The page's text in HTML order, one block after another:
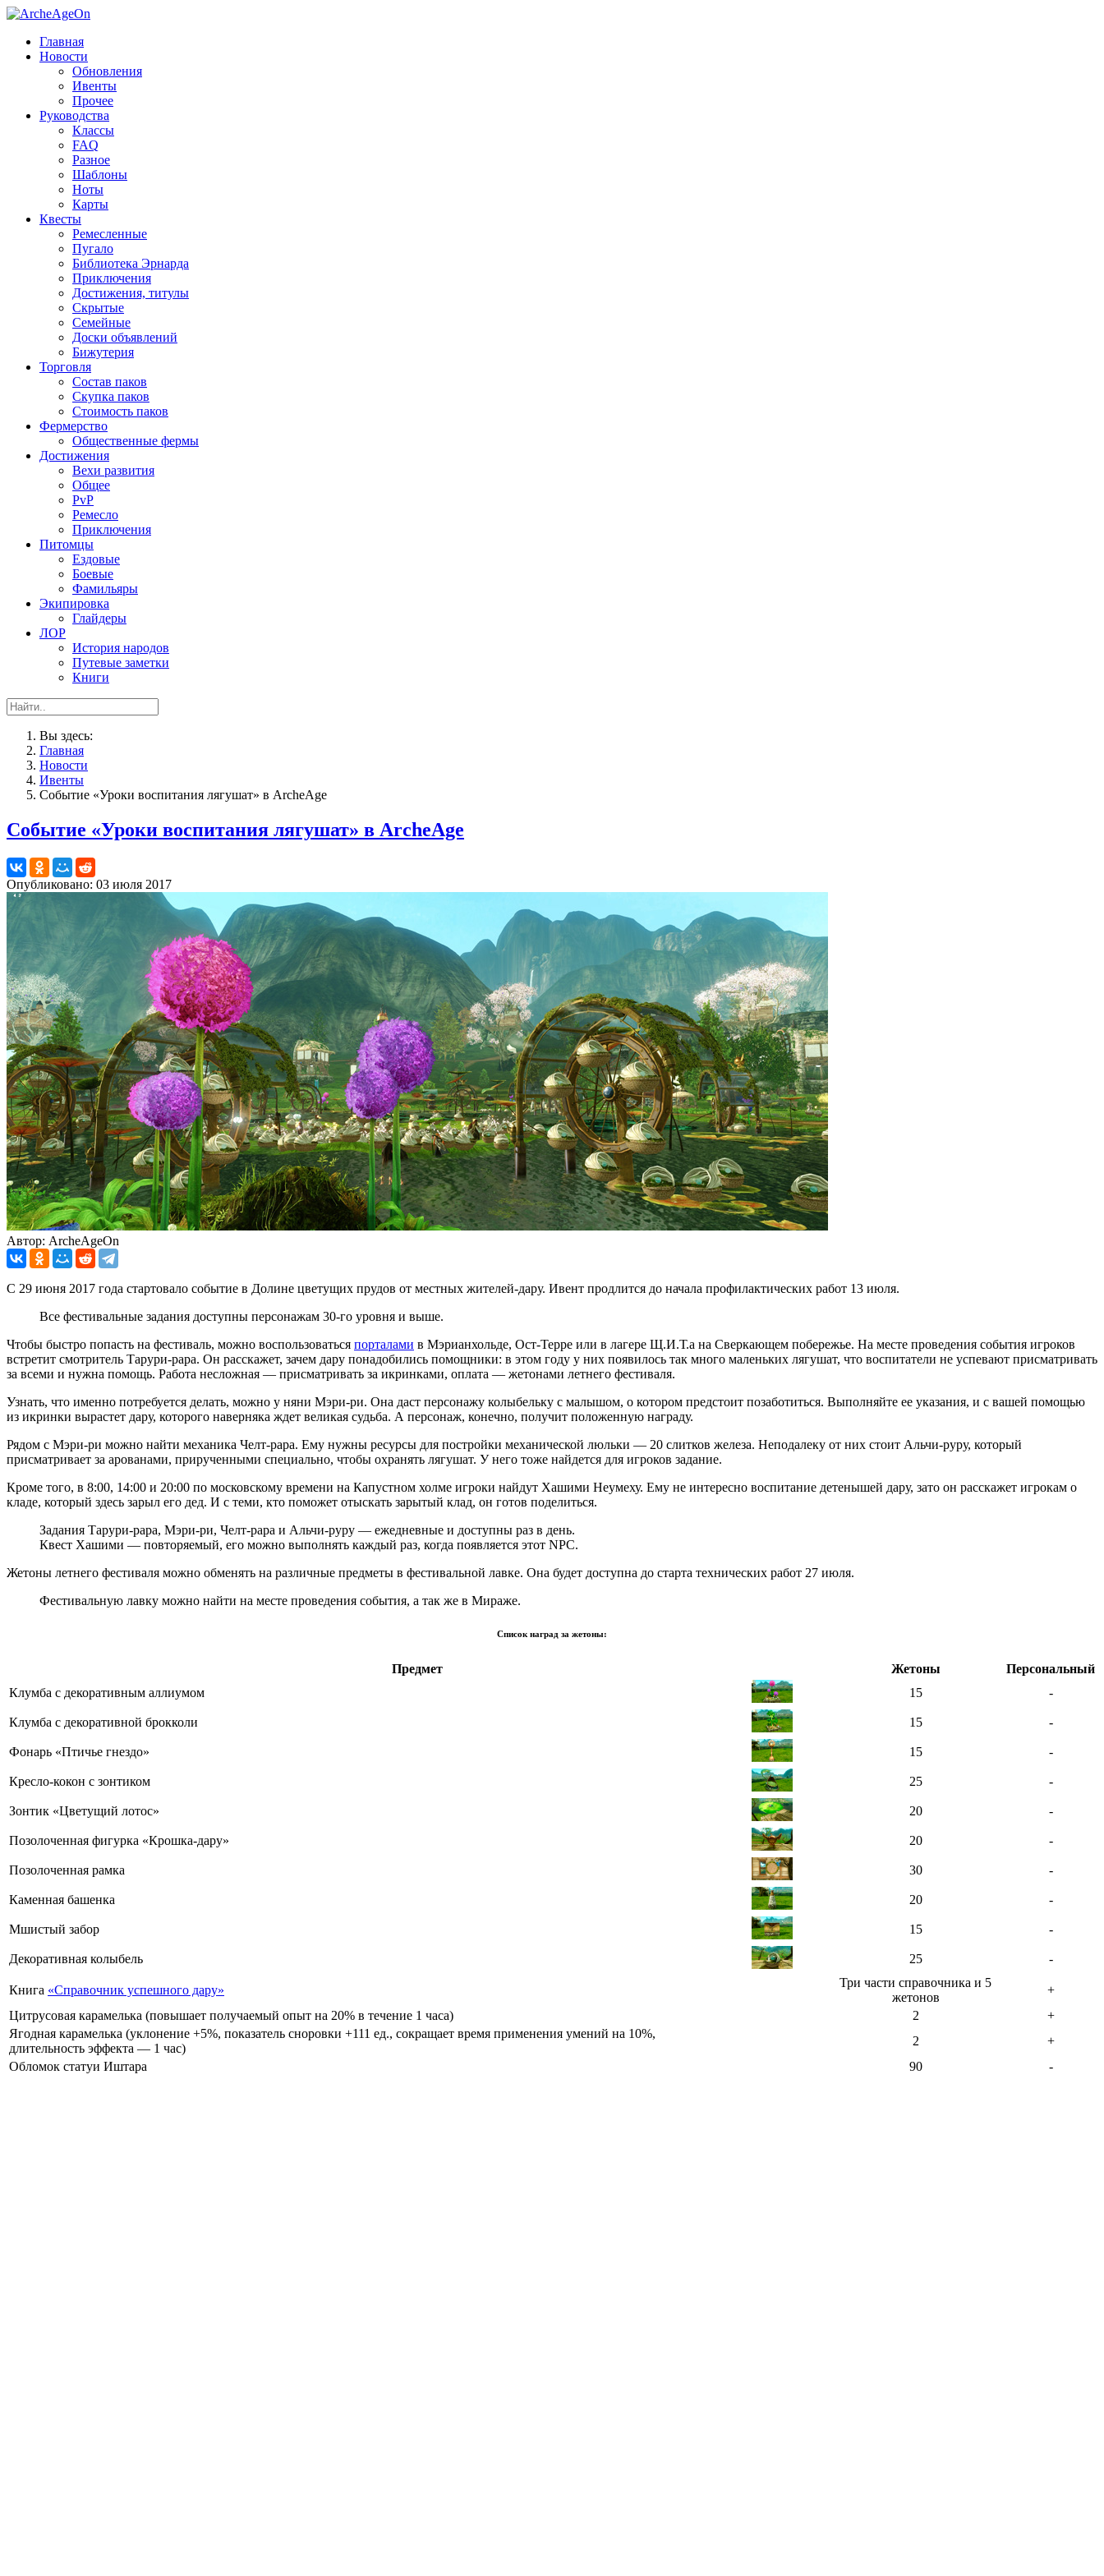
Главная
Новости
Обновления
Ивенты
Прочее
Руководства
Классы
FAQ
Разное
Шаблоны
Ноты
Карты
Квесты
Ремесленные
Пугало
Библиотека Эрнарда
Приключения
Достижения, титулы
Скрытые
Семейные
Доски объявлений
Бижутерия
Торговля
Состав паков
Скупка паков
Стоимость паков
Фермерство
Общественные фермы
Достижения
Вехи развития
Общее
PvP
Ремесло
Приключения
Питомцы
Ездовые
Боевые
Фамильяры
Экипировка
Глайдеры
ЛОР
История народов
Путевые заметки
Книги
Вы здесь:
Главная
Новости
Ивенты
Событие «Уроки воспитания лягушат» в ArcheAge
Событие «Уроки воспитания лягушат» в ArcheAge
Опубликовано: 03 июля 2017
Автор: ArcheAgeOn
С 29 июня 2017 года стартовало событие в Долине цветущих прудов от местных жителей-дару. Ивент продлится до начала профилактических работ 13 июля.
Все фестивальные задания доступны персонажам 30-го уровня и выше.
Чтобы быстро попасть на фестиваль, можно воспользоваться порталами в Мэрианхольде, Ост-Терре или в лагере Щ.И.Т.а на Сверкающем побережье. На месте проведения события игроков
встретит смотритель Тарури-рара. Он расскажет, зачем дару понадобились помощники: в этом году у них появилось так много маленьких лягушат, что воспитатели не успевают присматривать
за всеми и нужна помощь. Работа несложная — присматривать за икринками, оплата — жетонами летнего фестиваля.
Узнать, что именно потребуется делать, можно у няни Мэри-ри. Она даст персонажу колыбельку с малышом, о котором предстоит позаботиться. Выполняйте ее указания, и с вашей помощью
из икринки вырастет дару, которого наверняка ждет великая судьба. А персонаж, конечно, получит положенную награду.
Рядом с Мэри-ри можно найти механика Челт-рара. Ему нужны ресурсы для постройки механической люльки — 20 слитков железа. Неподалеку от них стоит Альчи-руру, который
присматривает за арованами, прирученными специально, чтобы охранять лягушат. У него тоже найдется для игроков задание.
Кроме того, в 8:00, 14:00 и 20:00 по московскому времени на Капустном холме игроки найдут Хашими Неумеху. Ему не интересно воспитание детенышей дару, зато он расскажет игрокам о
кладе, который здесь зарыл его дед. И с теми, кто поможет отыскать зарытый клад, он готов поделиться.
Задания Тарури-рара, Мэри-ри, Челт-рара и Альчи-руру — ежедневные и доступны раз в день.
Квест Хашими — повторяемый, его можно выполнять каждый раз, когда появляется этот NPC.
Жетоны летнего фестиваля можно обменять на различные предметы в фестивальной лавке. Она будет доступна до старта технических работ 27 июля.
Фестивальную лавку можно найти на месте проведения события, а так же в Мираже.
Список наград за жетоны:
Предмет Жетоны
Персональный
Клумба с декоративным аллиумом
15 -
Клумба с декоративной брокколи 15 -
Фонарь «Птичье гнездо» 15 -
Кресло-кокон с зонтиком 25 -
Зонтик «Цветущий лотос» 20 -
Позолоченная фигурка «Крошка-дару» 20 -
Позолоченная рамка 30 -
Каменная башенка 20 -
Мшистый забор 15 -
Декоративная колыбель 25 -
Книга «Справочник успешного дару»
Три части справочника и 5
жетонов
+
Цитрусовая карамелька (повышает получаемый опыт на 20% в течение 1 часа)
2
+
Ягодная карамелька (уклонение +5%, показатель сноровки +111 ед., сокращает время применения умений на 10%,
длительность эффекта — 1 час)
2
+
Обломок статуи Иштара
90 -